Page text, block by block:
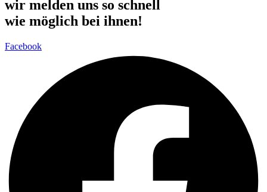
wir melden uns so schnell
wie möglich bei ihnen!
Facebook